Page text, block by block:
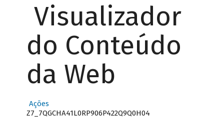
Visualizador
do Conteúdo
da Web
Ações
Z7_7QGCHA41L0RP906P422Q9Q0H04